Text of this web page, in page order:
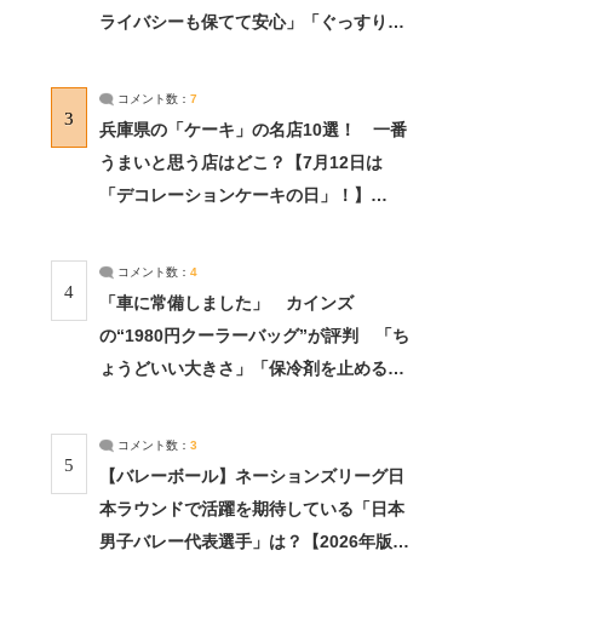
ライバシーも保てて安心」「ぐっすり眠
3
コメント数： 7
兵庫県の「ケーキ」の名店10選！ 一番
うまいと思う店はどこ？【7月12日は
「デコレーションケーキの日」！】
4
コメント数： 4
「車に常備しました」 カインズ
の“1980円クーラーバッグ”が評判 「ち
ょうどいい大きさ」「保冷剤を止めるベ
5
コメント数： 3
【バレーボール】ネーションズリーグ日
本ラウンドで活躍を期待している「日本
男子バレー代表選手」は？【2026年版・